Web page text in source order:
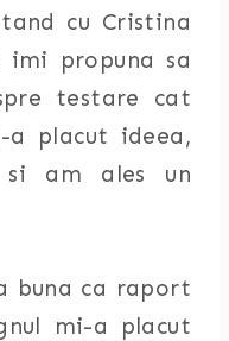
cu Cristina
imi propuna sa
testare cat
a placut ideea,
am ales un
buna ca raport
mi-a placut